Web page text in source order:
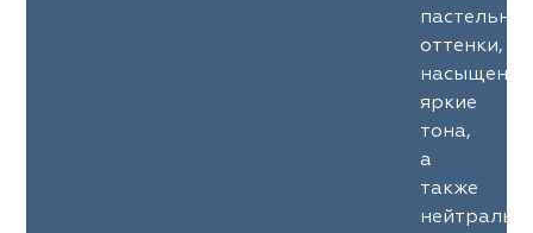
оттенки,
яркие
тона,
а
также